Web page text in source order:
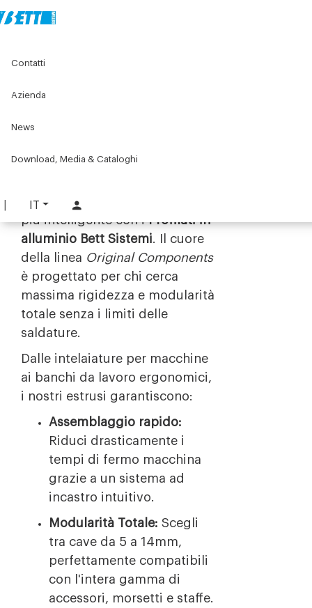
IT
Contatti
Azienda
News
Download, Media & Cataloghi
Sistemi strutturali in
alluminio: La modularità
Progetta e costruisci in modo
più intelligente con iProfilati in
alluminio Bett Sistemi. Il cuore
della linea Original Components
è progettato per chi cerca
massima rigidezza e modularità
totale senza i limiti delle
saldature.
Dalle intelaiature per macchine
ai banchi da lavoro ergonomici,
i nostri estrusi garantiscono:
Assemblaggio rapido:
Riduci drasticamente i
tempi di fermo macchina
grazie a un sistema ad
incastro intuitivo.
Modularità Totale: Scegli
tra cave da 5 a 14mm,
perfettamente compatibili
con l'intera gamma di
accessori, morsetti e staffe.